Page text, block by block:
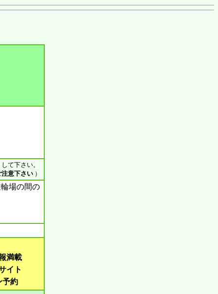
て下さい。
注意下さい ）
場の間の
満載
イト
予約